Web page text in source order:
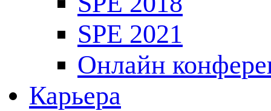
SPE 2021
Онлайн
Карьера